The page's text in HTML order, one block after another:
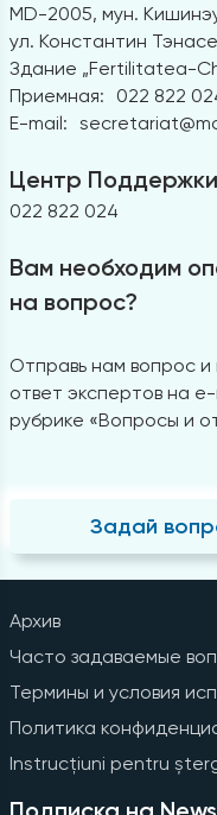
MD-2005, мун.
ул. Константин
Здание „Fertilitatea-
Приемная:
022 822
E-mail:
Центр
022 822 024
Вам необходим
на вопрос?
Отправь нам вопрос
ответ экспертов на
рубрике «Вопросы и
Задай
Архив
Часто задаваемые
Термины и условия
Политика
Instrucțiuni pentru